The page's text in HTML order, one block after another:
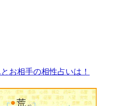
お相手の相性占いは！